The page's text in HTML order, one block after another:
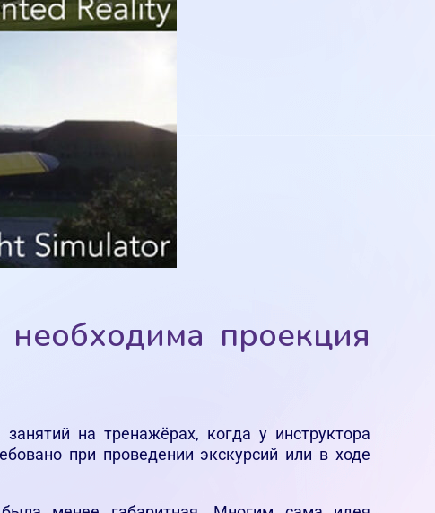
проекция
на тренажёрах, когда у инструктора
при проведении экскурсий или в ходе